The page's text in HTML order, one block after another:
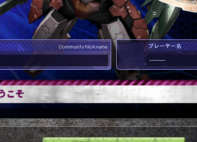
--------
--------